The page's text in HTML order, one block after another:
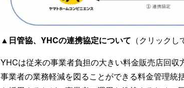
▲日管協、YHCの連携協定について （クリック
YHCは従来の事業者負担の大きい料金販売店回収
事業者の業務軽減を図ることができる料金管理統